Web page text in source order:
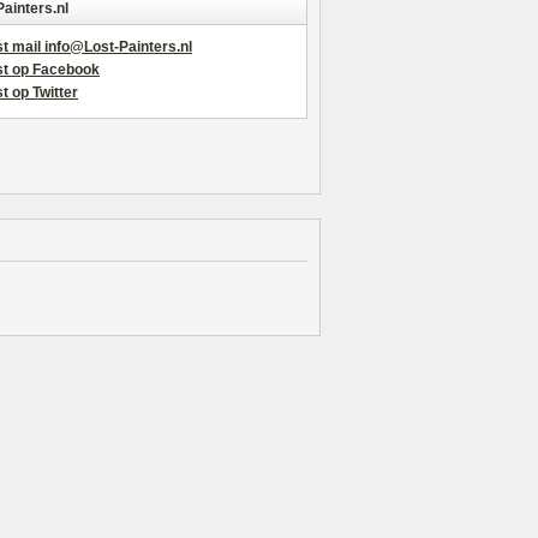
mail info@Lost-Painters.nl
op Facebook
op Twitter